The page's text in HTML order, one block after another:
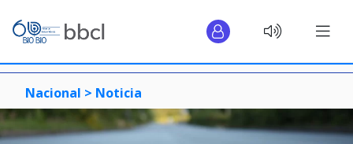
Nacional > Noticia